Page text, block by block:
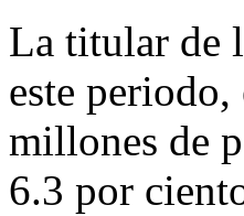
La titular de
este
millones de
6.3 por